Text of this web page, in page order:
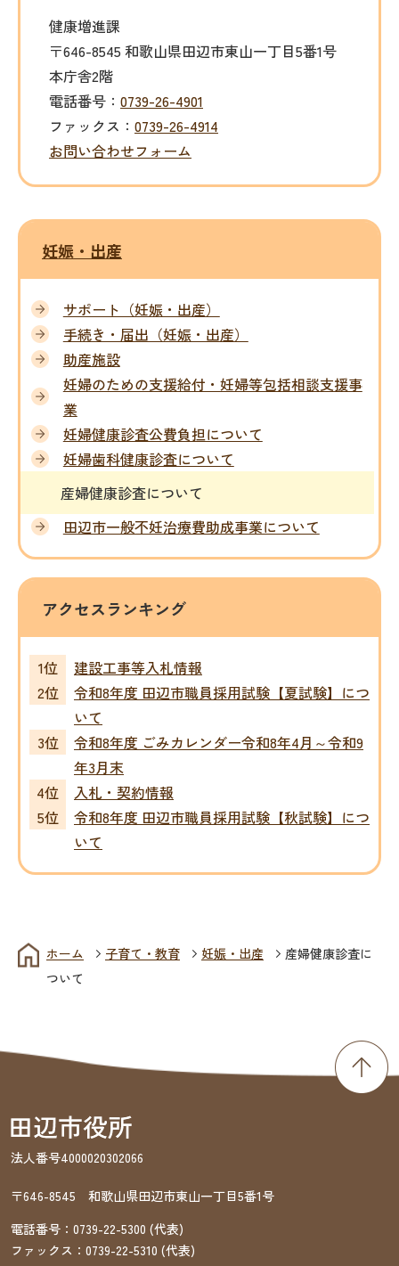
健康増進課
〒646-8545 和歌山県田辺市東山一丁目5番1号
本庁舎2階
電話番号： 0739-26-4901
ファックス： 0739-26-4914
お問い合わせフォーム
妊娠・出産
サポート（妊娠・出産）
手続き・届出（妊娠・出産）
助産施設
妊婦のための支援給付・妊婦等包括相談支援事
業
妊婦健康診査公費負担について
妊婦歯科健康診査について
産婦健康診査について
田辺市一般不妊治療費助成事業について
アクセスランキング
建設工事等入札情報
令和8年度 田辺市職員採用試験【夏試験】につ
いて
令和8年度 ごみカレンダー令和8年4月～令和9
年3月末
入札・契約情報
令和8年度 田辺市職員採用試験【秋試験】につ
いて
ホーム 子育て・教育 妊娠・出産
産婦健康診査に
ついて
法人番号4000020302066
〒646-8545 和歌山県田辺市東山一丁目5番1号
電話番号： 0739-22-5300 (代表)
ファックス： 0739-22-5310 (代表)